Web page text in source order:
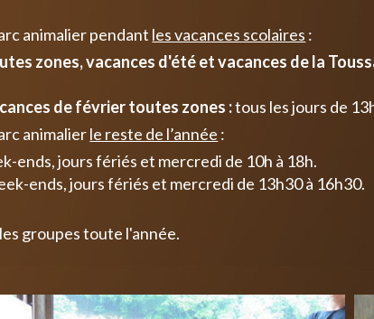
animalier pendant les vacances scolaires :
zones, vacances d'été et vacances de la
de février toutes zones :tous les jours de
animalierle reste de l’année :
ends, jours fériés et mercredi de 10h à 18h.
ends, jours fériés et mercredi de 13h30 à 16h30.
groupes toute l'année.